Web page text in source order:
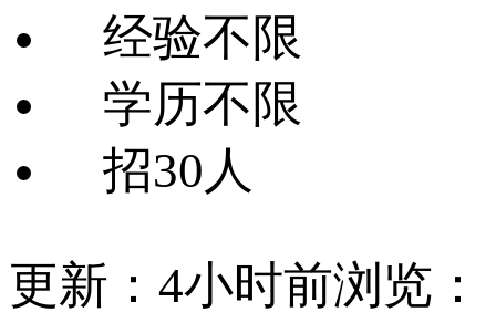
经验不限
学历不限
招30人
更新：4小时前浏览：